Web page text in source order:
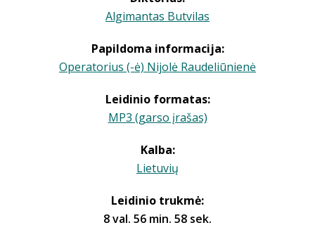
Algimantas Butvilas
Papildoma informacija:
Operatorius (-ė) Nijolė Raudeliūnienė
Leidinio formatas:
MP3 (garso įrašas)
Kalba:
Lietuvių
Leidinio trukmė:
8 val. 56 min. 58 sek.